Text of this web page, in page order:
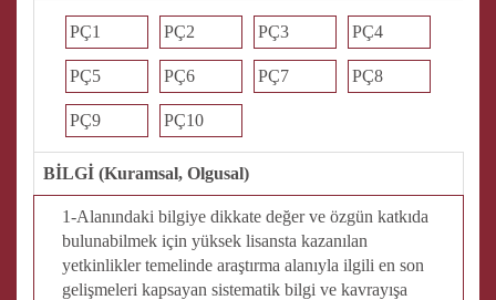
PÇ1 PÇ2 PÇ3 PÇ4
PÇ5 PÇ6 PÇ7 PÇ8
PÇ9 PÇ10
BİLGİ (Kuramsal, Olgusal)
1-Alanındaki bilgiye dikkate değer ve özgün katkıda
bulunabilmek için yüksek lisansta kazanılan
yetkinlikler temelinde araştırma alanıyla ilgili en son
gelişmeleri kapsayan sistematik bilgi ve kavrayışa